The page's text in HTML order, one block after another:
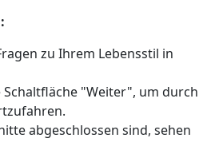
zu Ihrem Lebensstil in
Schaltfläche "Weiter", um durch
abgeschlossen sind, sehen